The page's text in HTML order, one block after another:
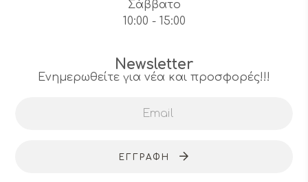
Σάββατο
10:00 - 15:00
Newsletter
Ενημερωθείτε για νέα και προσφορές!!!
ΕΓΓΡΑΦΉ